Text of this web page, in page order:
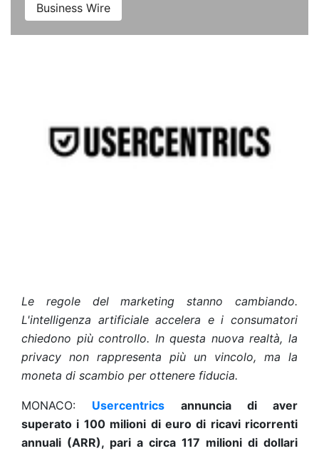
Business Wire
Le regole del marketing stanno cambiando.
L'intelligenza artificiale accelera e i consumatori
chiedono più controllo. In questa nuova realtà, la
privacy non rappresenta più un vincolo, ma la
moneta di scambio per ottenere fiducia.
MONACO: Usercentrics annuncia di aver
superato i 100 milioni di euro di ricavi ricorrenti
annuali (ARR), pari a circa 117 milioni di dollari